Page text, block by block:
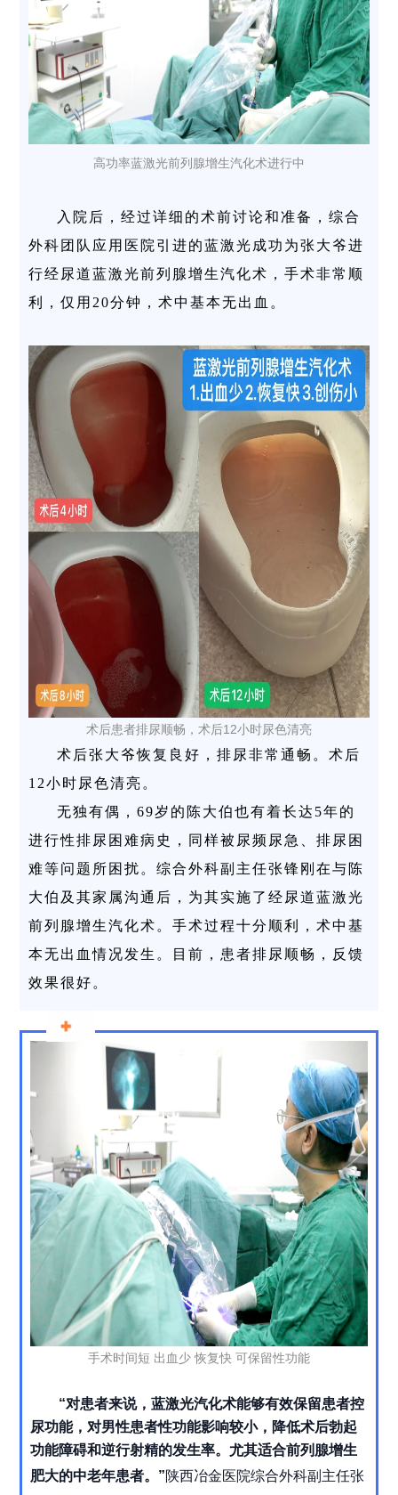
高功率蓝激光前列腺增生汽化术进行中
入院后，经过详细的术前讨论和准备，综合
外科团队应用医院引进的蓝激光成功为张大爷进
行经尿道蓝激光前列腺增生汽化术，手术非常顺
利，仅用20分钟，术中基本无出血。
术后患者排尿顺畅，术后12小时尿色清亮
术后张大爷恢复良好，排尿非常通畅。术后
12小时尿色清亮。
无独有偶，69岁的陈大伯也有着长达5年的
进行性排尿困难病史，同样被尿频尿急、排尿困
难等问题所困扰。综合外科副主任张锋刚在与陈
大伯及其家属沟通后，为其实施了经尿道蓝激光
前列腺增生汽化术。手术过程十分顺利，术中基
本无出血情况发生。目前，患者排尿顺畅，反馈
效果很好。
手术时间短 出血少 恢复快 可保留性功能
“对患者来说，蓝激光汽化术能够有效保留患者控
尿功能，对男性患者性功能影响较小，降低术后勃起
功能障碍和逆行射精的发生率。尤其适合前列腺增生
肥大的中老年患者。”陕西冶金医院综合外科副主任张